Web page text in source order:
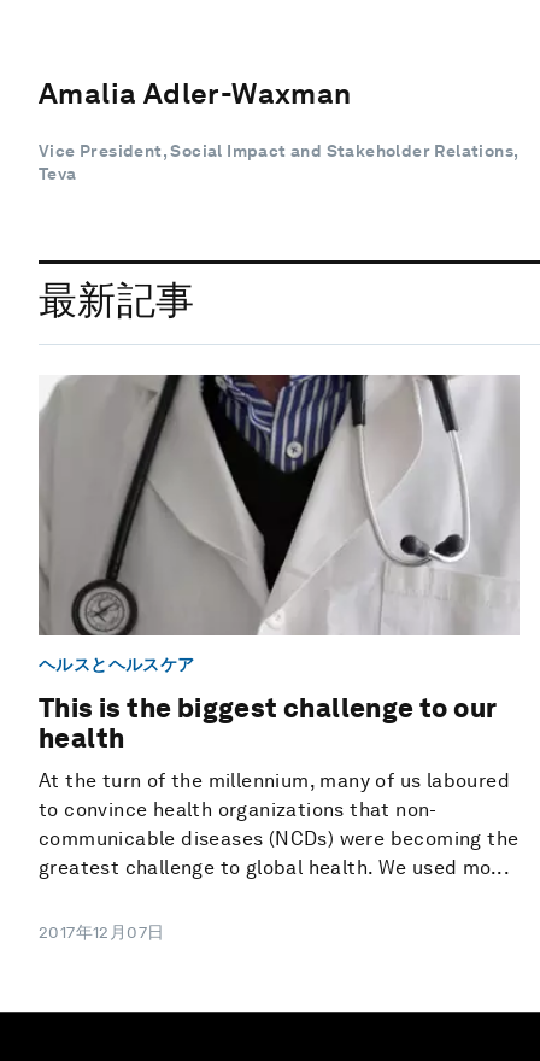
Amalia Adler-Waxman
Vice President, Social Impact and Stakeholder Relations,
Teva
最新記事
ヘルスとヘルスケア
This is the biggest challenge to our
health
At the turn of the millennium, many of us laboured
to convince health organizations that non-
communicable diseases (NCDs) were becoming the
greatest challenge to global health. We used mo...
2017年12月07日